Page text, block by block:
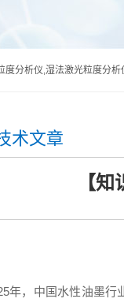
度分析仪,湿法激光粒度分析
术文章
【
年，中国水性油墨行